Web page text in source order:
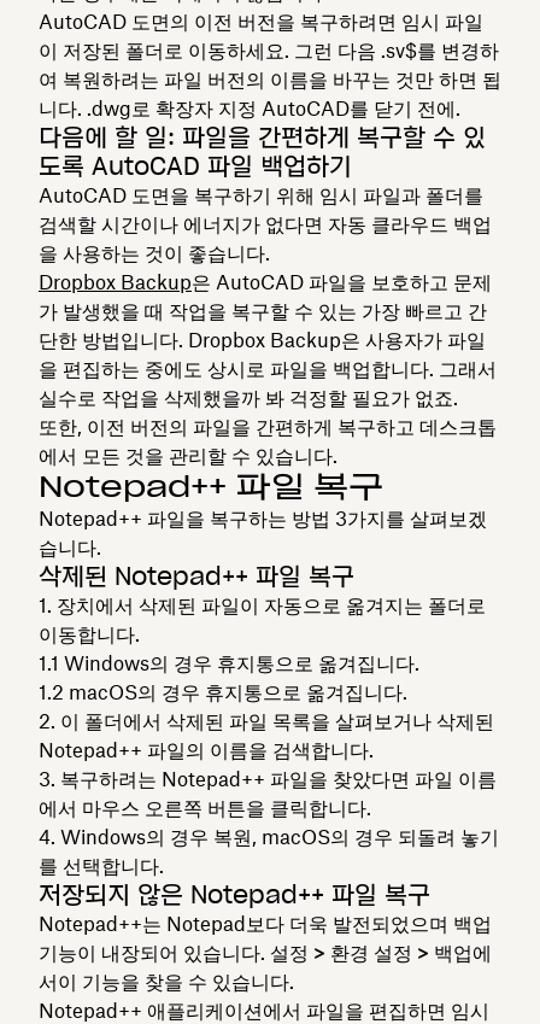
AutoCAD 도면의 이전 버전을 복구하려면 임시 파일
이 저장된 폴더로 이동하세요. 그런 다음 .sv$를 변경하
여 복원하려는 파일 버전의 이름을 바꾸는 것만 하면 됩
니다. .dwg로 확장자 지정 AutoCAD를 닫기 전에.
다음에 할 일: 파일을 간편하게 복구할 수 있
도록 AutoCAD 파일 백업하기
AutoCAD 도면을 복구하기 위해 임시 파일과 폴더를
검색할 시간이나 에너지가 없다면 자동 클라우드 백업
을 사용하는 것이 좋습니다.
Dropbox Backup은 AutoCAD 파일을 보호하고 문제
가 발생했을 때 작업을 복구할 수 있는 가장 빠르고 간
단한 방법입니다. Dropbox Backup은 사용자가 파일
을 편집하는 중에도 상시로 파일을 백업합니다. 그래서
실수로 작업을 삭제했을까 봐 걱정할 필요가 없죠.
또한, 이전 버전의 파일을 간편하게 복구하고 데스크톱
에서 모든 것을 관리할 수 있습니다.
Notepad++ 파일 복구
Notepad++ 파일을 복구하는 방법 3가지를 살펴보겠
습니다.
삭제된 Notepad++ 파일 복구
장치에서 삭제된 파일이 자동으로 옮겨지는 폴더로
이동합니다.
Windows의 경우 휴지통으로 옮겨집니다.
macOS의 경우 휴지통으로 옮겨집니다.
이 폴더에서 삭제된 파일 목록을 살펴보거나 삭제된
Notepad++ 파일의 이름을 검색합니다.
복구하려는 Notepad++ 파일을 찾았다면 파일 이름
에서 마우스 오른쪽 버튼을 클릭합니다.
Windows의 경우 복원, macOS의 경우 되돌려 놓기
를 선택합니다.
저장되지 않은 Notepad++ 파일 복구
Notepad++는 Notepad보다 더욱 발전되었으며 백업
기능이 내장되어 있습니다. 설정 > 환경 설정 > 백업에
서이 기능을 찾을 수 있습니다.
Notepad++ 애플리케이션에서 파일을 편집하면 임시